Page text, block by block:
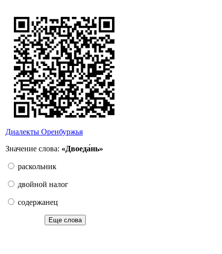
Диалекты Оренбуржья
Значение слова: «Двоеда́нь»
раскольник
двойной налог
содержанец
Еще слова